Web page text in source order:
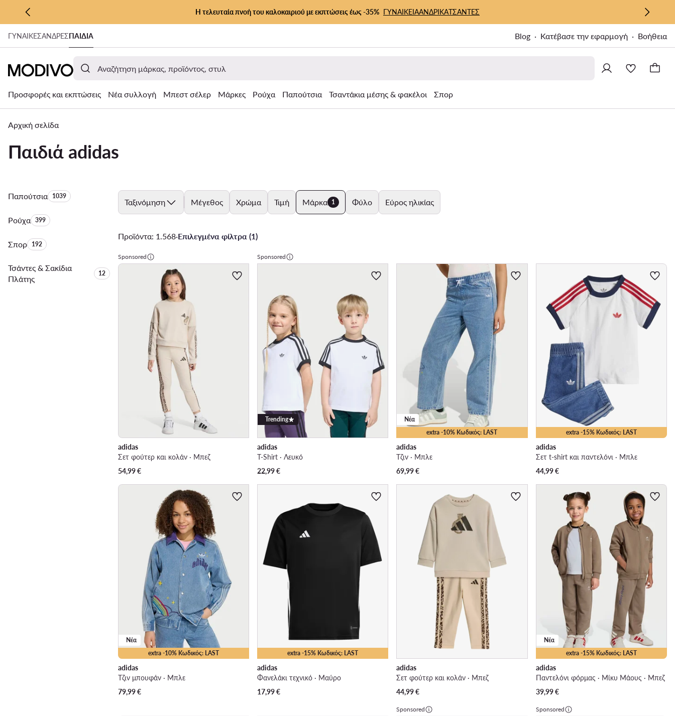
ΜΕΤΆΒΑΣΗ ΣΤΟ ΚΎΡΙΟ ΠΕΡΙΕΧΌΜΕΝΟ
ΜΕΤΆΒΑΣΗ ΣΤΗΝ ΑΝΑΖΉΤΗΣΗ
Η τελευταία πνοή του καλοκαιριού με εκπτώσεις έως -35% ΓΥΝΑΙΚΕΙΑΑΝΔΡΙΚΑΤΣΑΝΤΕΣ
ΓΥΝΑΊΚΕΣΑΝΔΡΕΣΠΑΙΔΙΑ Blog Κατέβασε την εφαρμογή Βοήθεια
Προσφορές και εκπτώσεις Νέα συλλογή Μπεστ σέλερ Μάρκες Ρούχα Παπούτσια Τσαντάκια μέσης & φακέλοι Σπορ
Αρχική σελίδα
Παιδιά adidas
ΠαπούτσιαΑριθμός προϊόντων:
1039
ΡούχαΑριθμός προϊόντων:
399
ΣπορΑριθμός προϊόντων:
192
Τσάντες & Σακίδια
Πλάτης
Αριθμός προϊόντων:
12
Ταξινόμηση Μέγεθος Χρώμα Τιμή Μάρκα 1 Φύλο Εύρος ηλικίας
Προϊόντα: 1.568·Επιλεγμένα φίλτρα (1)
Sponsored
adidas
Σετ φούτερ και κολάν · Μπεζ
54,99€
Sponsored
Trending
adidas
T-Shirt · Λευκό
22,99€
extra -10% Κωδικός: LAST
Νέα
adidas
Τζιν · Μπλε
69,99€
extra -15% Κωδικός: LAST
adidas
Σετ t-shirt και παντελόνι · Μπλε
44,99€
extra -10% Κωδικός: LAST
Νέα
adidas
Τζιν μπουφάν · Μπλε
79,99€
extra -15% Κωδικός: LAST
adidas
Φανελάκι τεχνικό · Μαύρο
17,99€
adidas
Σετ φούτερ και κολάν · Μπεζ
44,99€
extra -15% Κωδικός: LAST
Νέα
adidas
Παντελόνι φόρμας · Μίκυ Μάους · Μπεζ
39,99€
Sponsored Sponsored